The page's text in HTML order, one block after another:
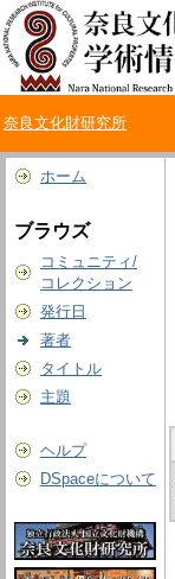
奈良文化財研究所
ホーム
ブラウズ
コミュニティ/
コレクション
発行日
著者
タイトル
主題
ヘルプ
DSpaceについて